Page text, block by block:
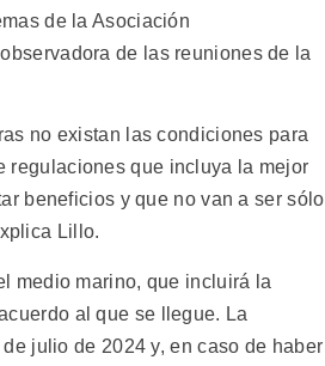
de la Asociación
de las reuniones de la
no existan las condiciones para
regulaciones que incluya la mejor
beneficios y que no van a ser sólo
Lillo.
medio marino, que incluirá la
al que se llegue. La
julio de 2024 y, en caso de haber